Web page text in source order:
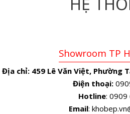
Showroom TP
Địa chỉ: 459 Lê Văn Việt, Phường
Điện thoại:
Hotline: 0909
Email: